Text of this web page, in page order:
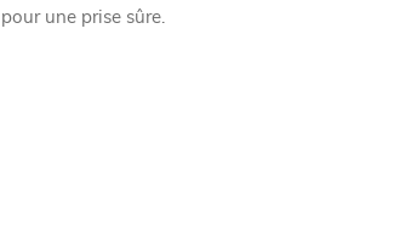
une prise sûre.